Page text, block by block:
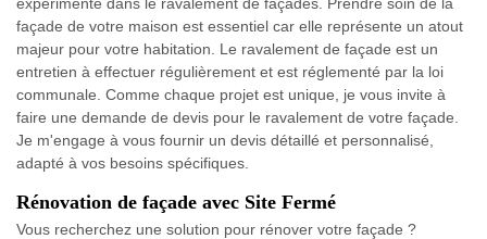
façade de votre maison est essentiel car elle représente un atout
majeur pour votre habitation. Le ravalement de façade est un
entretien à effectuer régulièrement et est réglementé par la loi
communale. Comme chaque projet est unique, je vous invite à
faire une demande de devis pour le ravalement de votre façade.
Je m'engage à vous fournir un devis détaillé et personnalisé,
adapté à vos besoins spécifiques.
Rénovation de façade avec Site Fermé
Vous recherchez une solution pour rénover votre façade ?